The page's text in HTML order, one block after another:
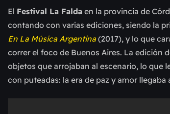
El Festival La Falda en la provincia de
contando con varias ediciones, siendo la
En La Música Argentina(2017), y lo que
correr el foco de Buenos Aires. La edición
objetos que arrojaban al escenario, lo que
con puteadas: la era de paz y amor llegaba